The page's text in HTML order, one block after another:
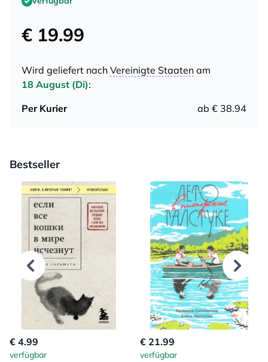
€ 19.99
Wird geliefert nach Vereinigte Staaten am
18 August (Di):
Per Kurier
ab € 38.94
Bestseller
€ 4.99
verfügbar
€ 21.99
verfügbar